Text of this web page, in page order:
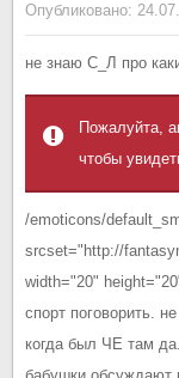
Опубликовано:
не знаю С_Л про
Пожалуйта,
чтобы
/emoticons/
srcset="http://
width="20"
спорт поговорить.
когда был ЧЕ там